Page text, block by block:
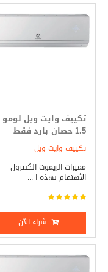
تكييف وايت ويل لومو
1.5 حصان بارد فقط
تكييف وايت ويل
مميزات الريموت الكنترول
الأهتمام بهذه ا ...
شراء الآن